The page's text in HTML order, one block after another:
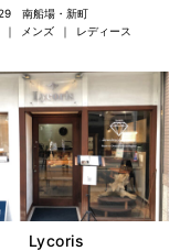
南船場・新町
メンズ レディース
Lycoris